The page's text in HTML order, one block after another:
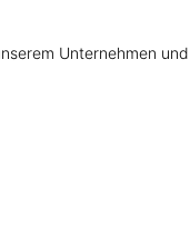
Unternehmen